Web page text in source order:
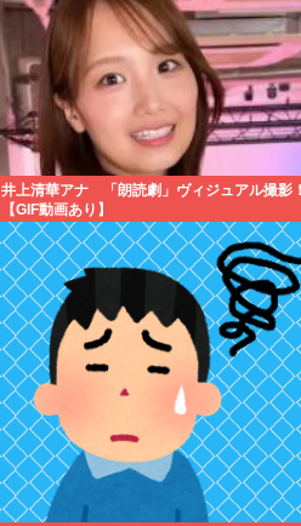
井上清華アナ 「朗読劇」ヴィジュアル撮影
【GIF動画あり】